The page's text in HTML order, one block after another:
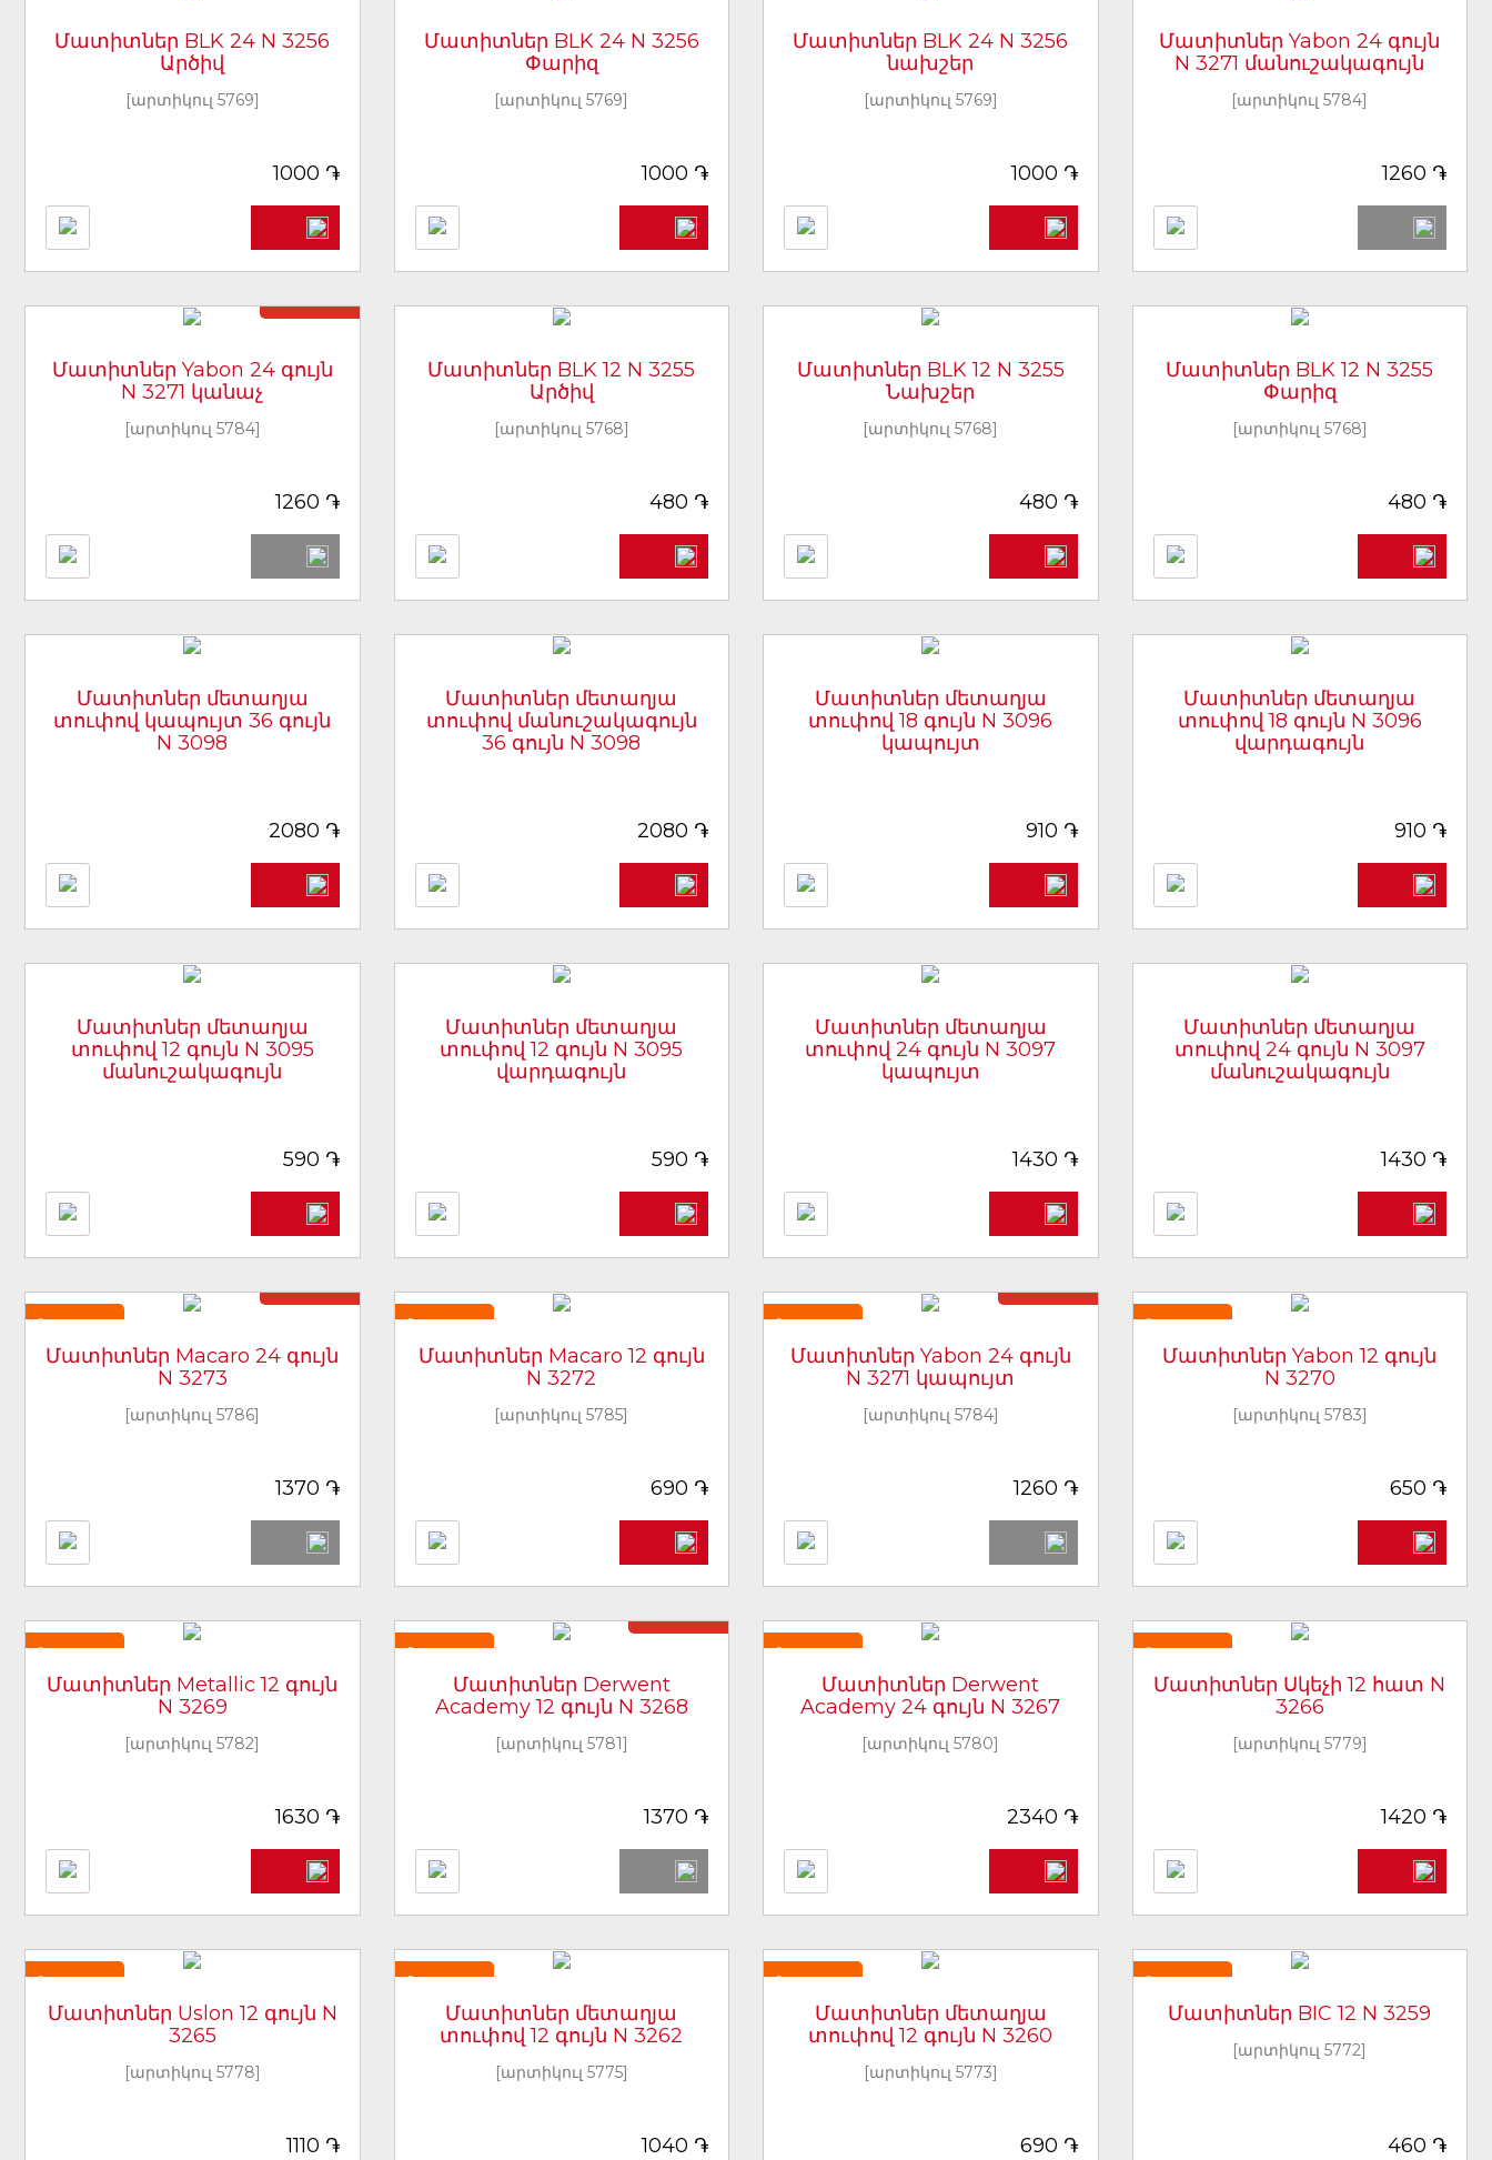
Մատիտներ BLK 24 N 3256
Արծիվ
[արտիկուլ 5769]
1000 ֏
Մատիտներ BLK 24 N 3256
Փարիզ
[արտիկուլ 5769]
1000 ֏
Մատիտներ BLK 24 N 3256
նախշեր
[արտիկուլ 5769]
1000 ֏
Մատիտներ Yabon 24 գույն
N 3271 մանուշակագույն
[արտիկուլ 5784]
1260 ֏
Մատիտներ Yabon 24 գույն
N 3271 կանաչ
[արտիկուլ 5784]
1260 ֏
Մատիտներ BLK 12 N 3255
Արծիվ
[արտիկուլ 5768]
480 ֏
Մատիտներ BLK 12 N 3255
Նախշեր
[արտիկուլ 5768]
480 ֏
Մատիտներ BLK 12 N 3255
Փարիզ
[արտիկուլ 5768]
480 ֏
Մատիտներ մետաղյա
տուփով կապույտ 36 գույն
N 3098
2080 ֏
Մատիտներ մետաղյա
տուփով մանուշակագույն
36 գույն N 3098
2080 ֏
Մատիտներ մետաղյա
տուփով 18 գույն N 3096
կապույտ
910 ֏
Մատիտներ մետաղյա
տուփով 18 գույն N 3096
վարդագույն
910 ֏
Մատիտներ մետաղյա
տուփով 12 գույն N 3095
մանուշակագույն
590 ֏
Մատիտներ մետաղյա
տուփով 12 գույն N 3095
վարդագույն
590 ֏
Մատիտներ մետաղյա
տուփով 24 գույն N 3097
կապույտ
1430 ֏
Մատիտներ մետաղյա
տուփով 24 գույն N 3097
մանուշակագույն
1430 ֏
Նորույթ
Մատիտներ Macaro 24 գույն
N 3273
[արտիկուլ 5786]
1370 ֏
Նորույթ
Մատիտներ Macaro 12 գույն
N 3272
[արտիկուլ 5785]
690 ֏
Նորույթ
Մատիտներ Yabon 24 գույն
N 3271 կապույտ
[արտիկուլ 5784]
1260 ֏
Նորույթ
Մատիտներ Yabon 12 գույն
N 3270
[արտիկուլ 5783]
650 ֏
Նորույթ
Մատիտներ Metallic 12 գույն
N 3269
[արտիկուլ 5782]
1630 ֏
Նորույթ
Մատիտներ Derwent
Academy 12 գույն N 3268
[արտիկուլ 5781]
1370 ֏
Նորույթ
Մատիտներ Derwent
Academy 24 գույն N 3267
[արտիկուլ 5780]
2340 ֏
Նորույթ
Մատիտներ Սկեչի 12 հատ N
3266
[արտիկուլ 5779]
1420 ֏
Նորույթ
Մատիտներ Uslon 12 գույն N
3265
[արտիկուլ 5778]
1110 ֏
Նորույթ
Մատիտներ մետաղյա
տուփով 12 գույն N 3262
[արտիկուլ 5775]
1040 ֏
Նորույթ
Մատիտներ մետաղյա
տուփով 12 գույն N 3260
[արտիկուլ 5773]
690 ֏
Նորույթ
Մատիտներ BIC 12 N 3259
[արտիկուլ 5772]
460 ֏